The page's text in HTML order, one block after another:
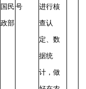
国民
政部
号 进行核
查认
定、数
据统
计，做